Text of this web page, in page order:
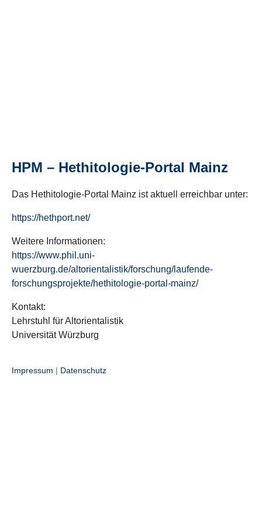
HPM – Hethitologie-Portal Mainz
Das Hethitologie-Portal Mainz ist aktuell erreichbar unter:
https://hethport.net/
Weitere Informationen:
https://www.phil.uni-
wuerzburg.de/altorientalistik/forschung/laufende-
forschungsprojekte/hethitologie-portal-mainz/
Kontakt:
Lehrstuhl für Altorientalistik
Universität Würzburg
Impressum | Datenschutz